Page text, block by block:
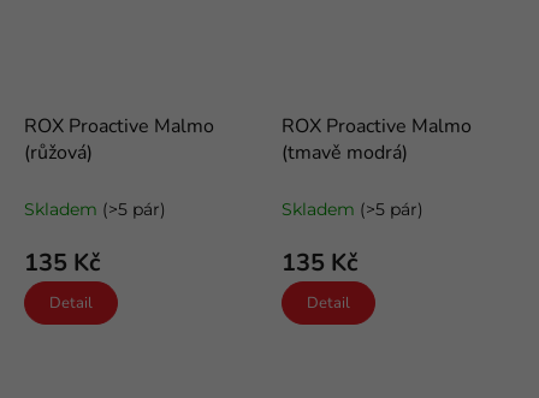
ROX Proactive Malmo
(růžová)
Skladem (>5 pár)
135 Kč
Detail
ROX Proactive Malmo
(tmavě modrá)
Skladem (>5 pár)
135 Kč
Detail